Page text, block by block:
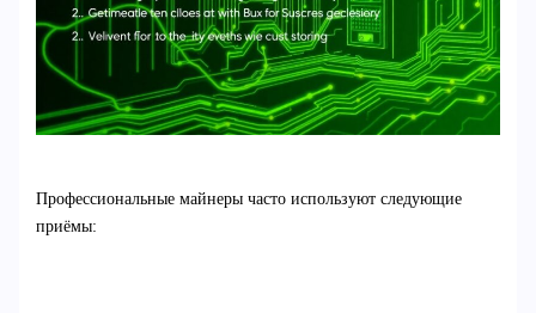
Профессиональные майнеры часто используют следующие
приёмы: